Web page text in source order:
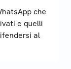
che
e quelli
al